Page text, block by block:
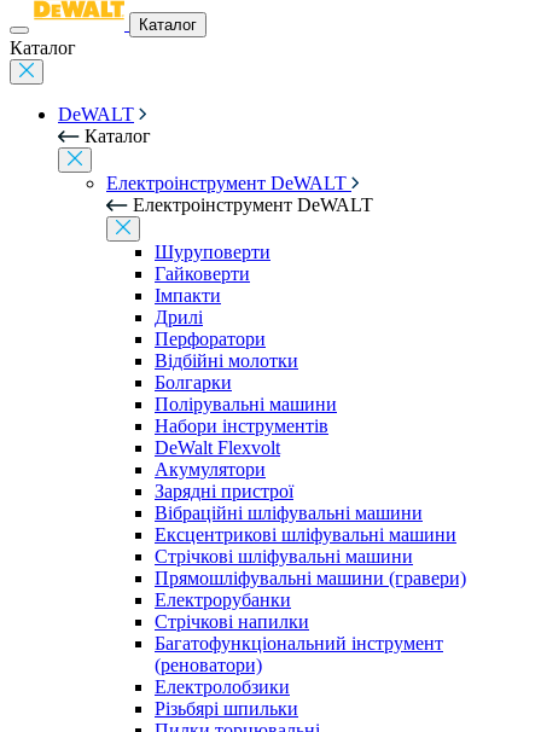
Каталог
Каталог
DeWALT
Каталог
Електроінструмент DeWALT
Електроінструмент DeWALT
Шуруповерти
Гайковерти
Імпакти
Дрилі
Перфоратори
Відбійні молотки
Болгарки
Полірувальні машини
Набори інструментів
DeWalt Flexvolt
Акумулятори
Зарядні пристрої
Вібраційні шліфувальні машини
Ексцентрикові шліфувальні машини
Стрічкові шліфувальні машини
Прямошліфувальні машини (гравери)
Електрорубанки
Стрічкові напилки
Багатофункціональний інструмент
(реноватори)
Електролобзики
Різьбярі шпильки